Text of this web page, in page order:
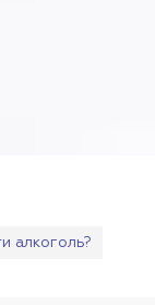
алкоголь?